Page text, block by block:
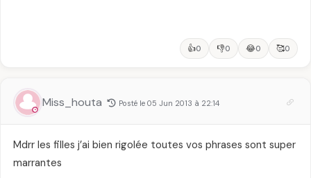
👍0 👎0 😂0 🥰0
Miss_houta Posté le 05 Jun 2013 à 22:14
Mdrr les filles j’ai bien rigolée toutes vos phrases sont super
marrantes